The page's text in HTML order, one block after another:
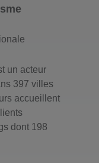
un acteur
397 villes
accueillent
dont 198